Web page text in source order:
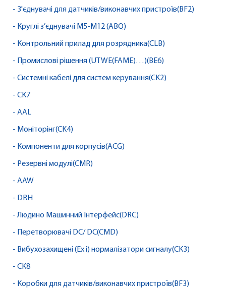
- З'єднувачі для датчиків/виконавчих пристроїв(BF2)
- Круглі з’єднувачі M5-M12 (ABQ)
- Контрольний прилад для розрядника(CLB)
- Промислові рішення (UTWE(FAME)…)(BE6)
- Системні кабелі для систем керування(CK2)
- CK7
- AAL
- Моніторінг(CK4)
- Компоненти для корпусів(ACG)
- Резервні модулі(CMR)
- AAW
- DRH
- Людино Машинний Інтерфейс(DRC)
- Перетворювачі DC/ DC(CMD)
- Вибухозахищені (Ex i) нормалізатори сигналу(CK3)
- CK8
- Коробки для датчиків/виконавчих пристроїв(BF3)